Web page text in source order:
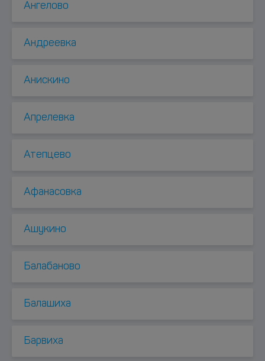
Ангелово
Андреевка
Анискино
Апрелевка
Атепцево
Афанасовка
Ашукино
Балабаново
Балашиха
Барвиха